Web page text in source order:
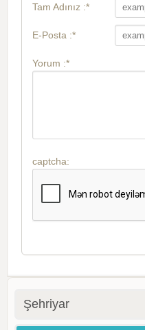
Tam Adınız :*
E-Posta :*
Yorum :*
captcha:
Şehriyar